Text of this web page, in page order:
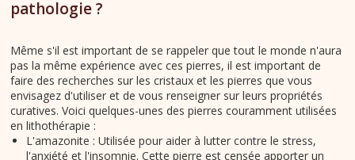
pathologie ?
Même s'il est important de se rappeler que tout le monde n'aura
pas la même expérience avec ces pierres, il est important de
faire des recherches sur les cristaux et les pierres que vous
envisagez d'utiliser et de vous renseigner sur leurs propriétés
curatives. Voici quelques-unes des pierres couramment utilisées
en lithothérapie :
L'amazonite : Utilisée pour aider à lutter contre le stress,
l'anxiété et l'insomnie. Cette pierre est censée apporter un